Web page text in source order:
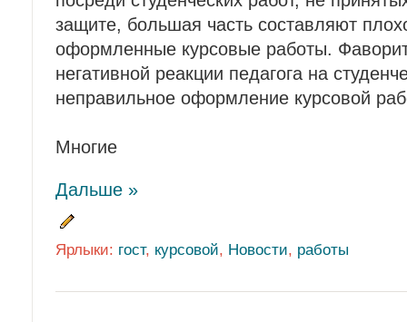
защите, большая часть составляют
оформленные курсовые работы.
негативной реакции педагога на
неправильное оформление курсовой
Многие
Дальше »
Ярлыки: гост, курсовой, Новости, работы